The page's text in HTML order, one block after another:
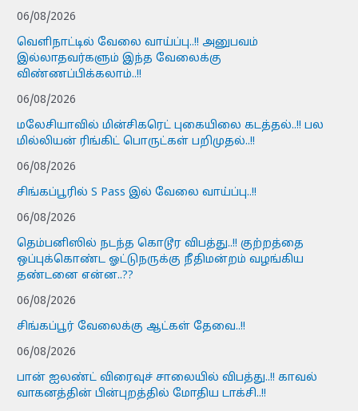
06/08/2026
வெளிநாட்டில் வேலை வாய்ப்பு..!! அனுபவம்
இல்லாதவர்களும் இந்த வேலைக்கு
விண்ணப்பிக்கலாம்..!!
06/08/2026
மலேசியாவில் மின்சிகரெட் புகையிலை கடத்தல்..!! பல
மில்லியன் ரிங்கிட் பொருட்கள் பறிமுதல்..!!
06/08/2026
சிங்கப்பூரில் S Pass இல் வேலை வாய்ப்பு..!!
06/08/2026
தெம்பனிஸில் நடந்த கொடூர விபத்து..!! குற்றத்தை
ஒப்புக்கொண்ட ஓட்டுநருக்கு நீதிமன்றம் வழங்கிய
தண்டனை என்ன..??
06/08/2026
சிங்கப்பூர் வேலைக்கு ஆட்கள் தேவை..!!
06/08/2026
பான் ஐலண்ட் விரைவுச் சாலையில் விபத்து..!! காவல்
வாகனத்தின் பின்புறத்தில் மோதிய டாக்சி..!!